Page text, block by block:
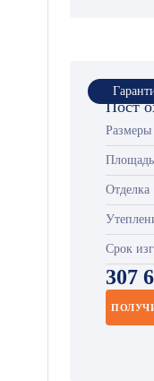
Пост
Размеры
Площадь
Отделка
Срок
307